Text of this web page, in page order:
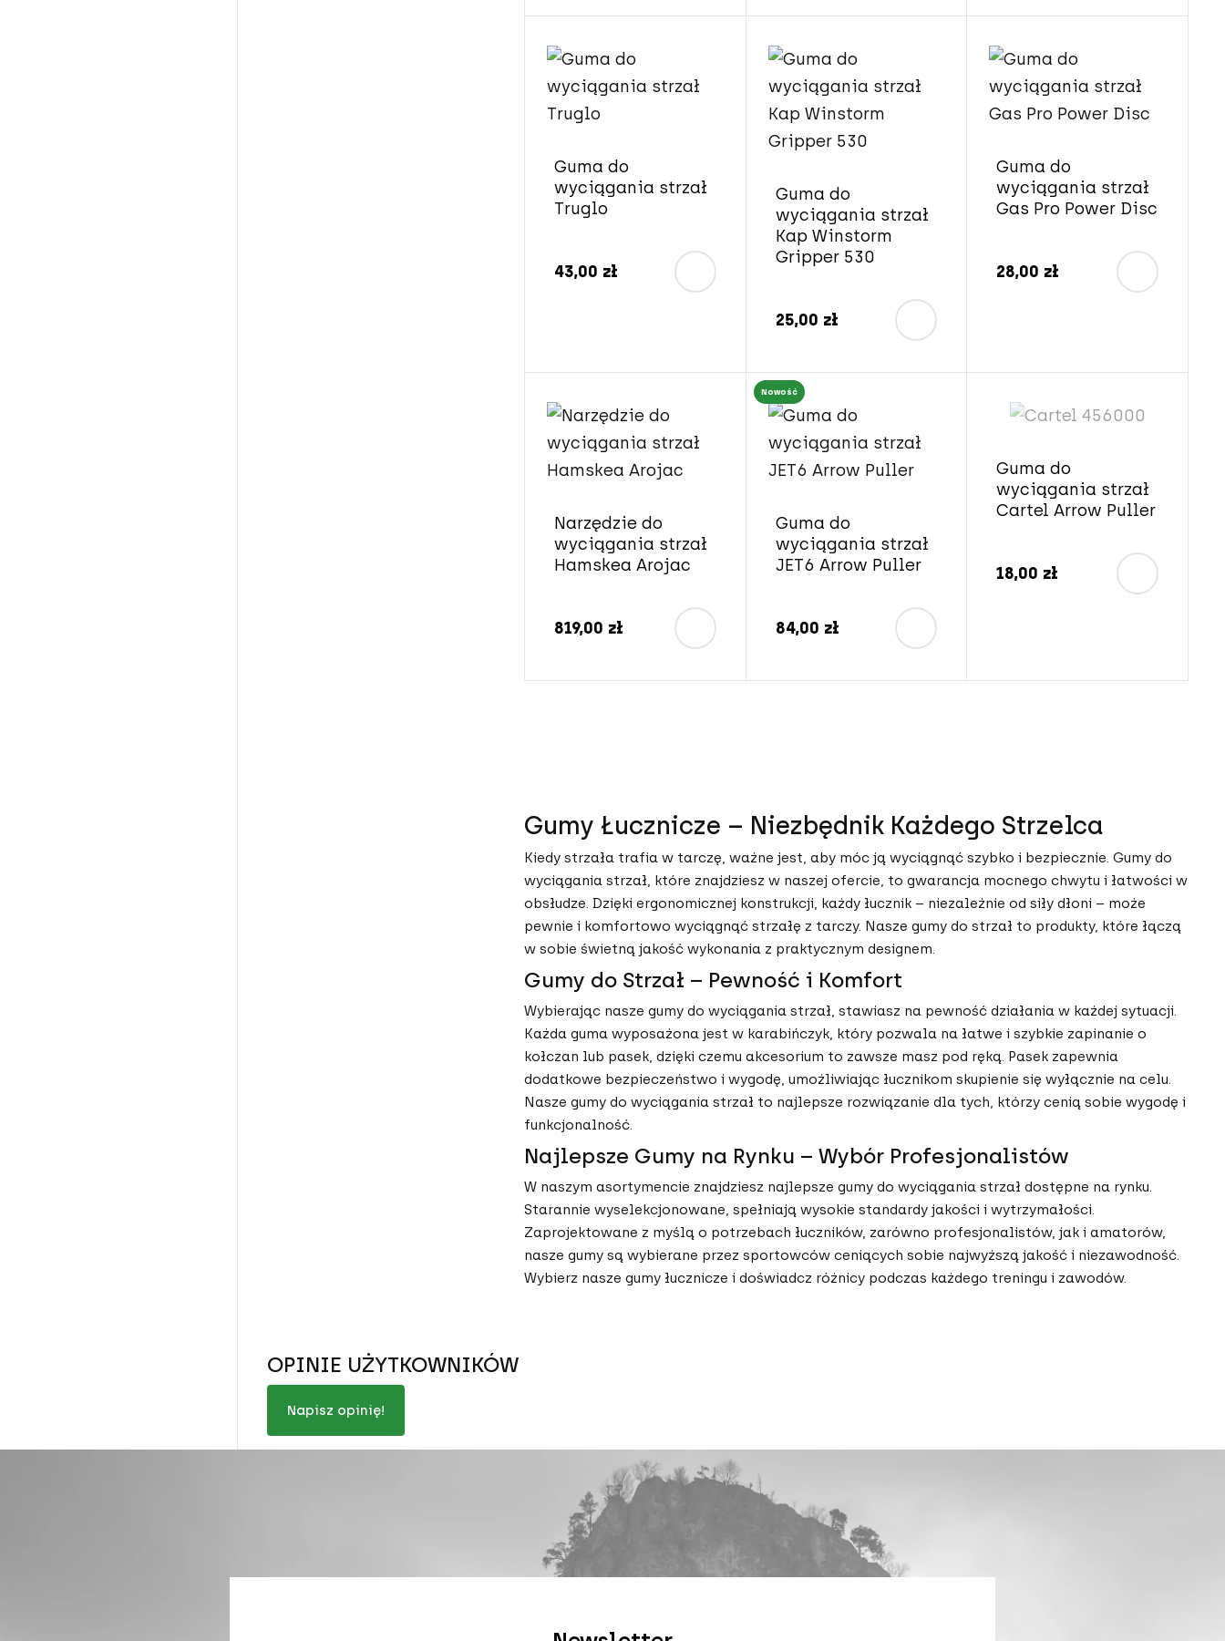
Guma do
wyciągania strzał
Truglo
43,00 zł
Guma do
wyciągania strzał
Kap Winstorm
Gripper 530
25,00 zł
Guma do
wyciągania strzał
Gas Pro Power Disc
28,00 zł
Narzędzie do
wyciągania strzał
Hamskea Arojac
819,00 zł
Nowość
Guma do
wyciągania strzał
JET6 Arrow Puller
84,00 zł
Guma do
wyciągania strzał
Cartel Arrow Puller
18,00 zł
Gumy Łucznicze – Niezbędnik Każdego Strzelca
Kiedy strzała trafia w tarczę, ważne jest, aby móc ją wyciągnąć szybko i bezpiecznie. Gumy do
wyciągania strzał, które znajdziesz w naszej ofercie, to gwarancja mocnego chwytu i łatwości w
obsłudze. Dzięki ergonomicznej konstrukcji, każdy łucznik – niezależnie od siły dłoni – może
pewnie i komfortowo wyciągnąć strzałę z tarczy. Nasze gumy do strzał to produkty, które łączą
w sobie świetną jakość wykonania z praktycznym designem.
Gumy do Strzał – Pewność i Komfort
Wybierając nasze gumy do wyciągania strzał, stawiasz na pewność działania w każdej sytuacji.
Każda guma wyposażona jest w karabińczyk, który pozwala na łatwe i szybkie zapinanie o
kołczan lub pasek, dzięki czemu akcesorium to zawsze masz pod ręką. Pasek zapewnia
dodatkowe bezpieczeństwo i wygodę, umożliwiając łucznikom skupienie się wyłącznie na celu.
Nasze gumy do wyciągania strzał to najlepsze rozwiązanie dla tych, którzy cenią sobie wygodę i
funkcjonalność.
Najlepsze Gumy na Rynku – Wybór Profesjonalistów
W naszym asortymencie znajdziesz najlepsze gumy do wyciągania strzał dostępne na rynku.
Starannie wyselekcjonowane, spełniają wysokie standardy jakości i wytrzymałości.
Zaprojektowane z myślą o potrzebach łuczników, zarówno profesjonalistów, jak i amatorów,
nasze gumy są wybierane przez sportowców ceniących sobie najwyższą jakość i niezawodność.
Wybierz nasze gumy łucznicze i doświadcz różnicy podczas każdego treningu i zawodów.
OPINIE UŻYTKOWNIKÓW
Napisz opinię!